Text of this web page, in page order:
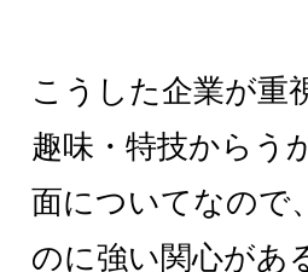
こうした企業が重
趣味・特技からう
面についてなので
のに強い関心があ